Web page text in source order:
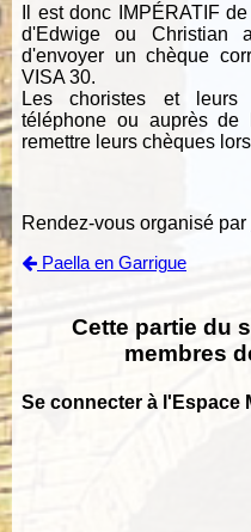
Il est donc IMPÉRATIF
d'Edwige ou Christian
d'envoyer un chèque
VISA 30.
Les choristes et leurs
téléphone ou auprès
remettre leurs chèques
Rendez-vous organisé par
Paella en Garrigue
Cette partie du
membres
Se connecter à l'Espace